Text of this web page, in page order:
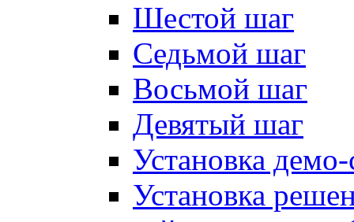
Шестой шаг
Седьмой шаг
Восьмой шаг
Девятый шаг
Установка
Установка